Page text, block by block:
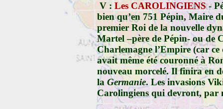
V : Les CAROLINGIENS-
bien qu’en 751 Pépin, Maire
premier Roi de la nouvelle
Martel –père de Pépin- ou de
Charlemagne l’Empire (car
avait même été couronné à
nouveau morcelé. Il finira en
la Germanie. Les invasions
Carolingiens qui devront, par